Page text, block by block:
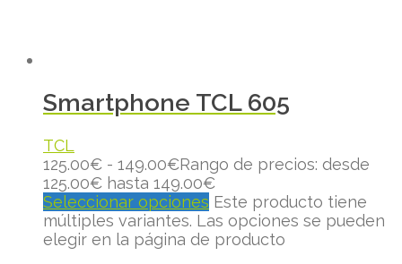
Smartphone TCL 605
TCL
125.00€ - 149.00€Rango de precios: desde
125.00€ hasta 149.00€
Seleccionar opciones Este producto tiene
múltiples variantes. Las opciones se pueden
elegir en la página de producto